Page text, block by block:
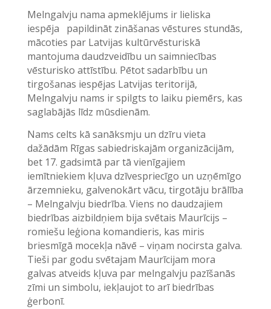
Melngalvju nama apmeklējums ir lieliska
iespēja papildināt zināšanas vēstures stundās,
mācoties par Latvijas kultūrvēsturiskā
mantojuma daudzveidību un saimniecības
vēsturisko attīstību. Pētot sadarbību un
tirgošanas iespējas Latvijas teritorijā,
Melngalvju nams ir spilgts to laiku piemērs, kas
saglabājās līdz mūsdienām.
Nams celts kā sanāksmju un dzīru vieta
dažādām Rīgas sabiedriskajām organizācijām,
bet 17. gadsimtā par tā vienīgajiem
iemītniekiem kļuva dzīvespriecīgo un uzņēmīgo
ārzemnieku, galvenokārt vācu, tirgotāju brālība
– Melngalvju biedrība. Viens no daudzajiem
biedrības aizbildņiem bija svētais Maurīcijs –
romiešu leģiona komandieris, kas miris
briesmīgā mocekļa nāvē – viņam nocirsta galva.
Tieši par godu svētajam Maurīcijam mora
galvas atveids kļuva par melngalvju pazīšanās
zīmi un simbolu, iekļaujot to arī biedrības
ģerbonī.